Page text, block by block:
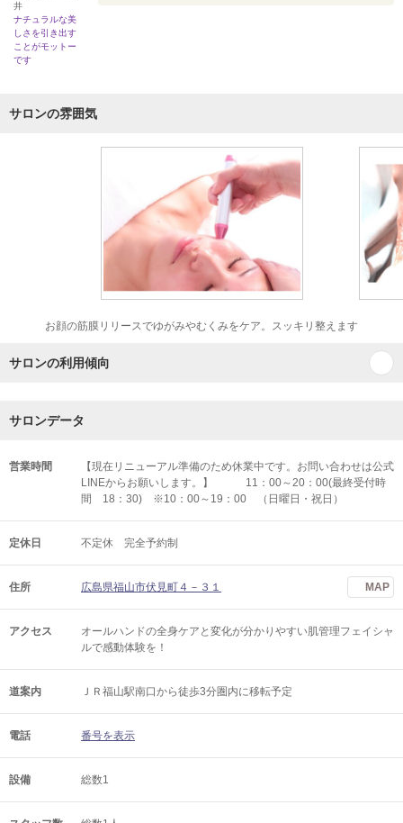
井
ナチュラルな美
しさを引き出す
ことがモットー
です
サロンの雰囲気
お顔の筋膜リリースでゆがみやむくみをケア。スッキリ整えます
サロンの利用傾向
サロンデータ
営業時間
【現在リニューアル準備のため休業中です。お問い合わせは公式
LINEからお願いします。】 11：00～20：00(最終受付時
間 18：30) ※10：00～19：00 （日曜日・祝日）
定休日 不定休 完全予約制
住所 広島県福山市伏見町４－３１ MAP
アクセス
オールハンドの全身ケアと変化が分かりやすい肌管理フェイシャ
ルで感動体験を！
道案内 ＪＲ福山駅南口から徒歩3分圏内に移転予定
電話 番号を表示
設備 総数1